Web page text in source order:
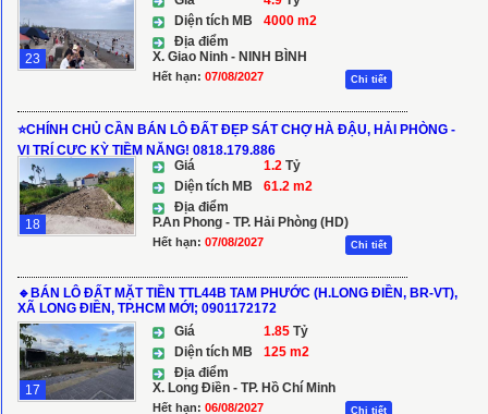
23
Diện tích MB
4000 m2
Địa điểm
X. Giao Ninh - NINH BÌNH
Hết hạn: 07/08/2027 Chi tiết
⭐️CHÍNH CHỦ CẦN BÁN LÔ ĐẤT ĐẸP SÁT CHỢ HÀ ĐẬU, HẢI PHÒNG -
VỊ TRÍ CỰC KỲ TIỀM NĂNG! 0818.179.886
18
Giá 1.2 Tỷ
Diện tích MB
61.2 m2
Địa điểm
P.An Phong - TP. Hải Phòng (HD)
Hết hạn: 07/08/2027 Chi tiết
🔹BÁN LÔ ĐẤT MẶT TIỀN TTL44B TAM PHƯỚC (H.LONG ĐIỀN, BR-VT),
XÃ LONG ĐIỀN, TP.HCM MỚI; 0901172172
17
Giá 1.85 Tỷ
Diện tích MB
125 m2
Địa điểm
X. Long Điền - TP. Hồ Chí Minh
Hết hạn: 06/08/2027 Chi tiết